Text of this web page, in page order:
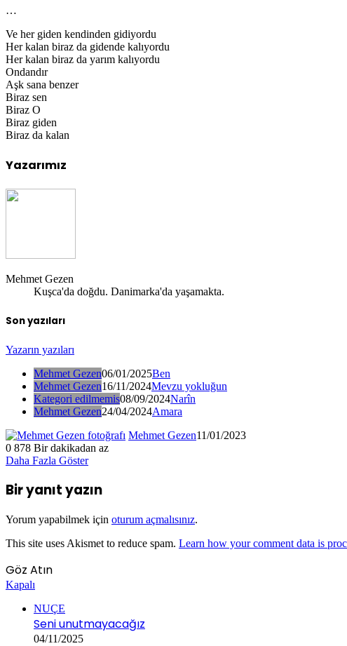
…
Ve her giden kendinden gidiyordu
Her kalan biraz da gidende kalıyordu
Her kalan biraz da yarım kalıyordu
Ondandır
Aşk sana benzer
Biraz sen
Biraz O
Biraz giden
Biraz da kalan
Yazarımız
Mehmet Gezen
Kuşca'da doğdu. Danimarka'da yaşamakta.
Son yazıları
Yazarın yazıları
Mehmet Gezen06/01/2025Ben
Mehmet Gezen16/11/2024Mevzu yokluğun
Kategori edilmemis08/09/2024Narîn
Mehmet Gezen24/04/2024Amara
Mehmet Gezen11/01/2023
0 878 Bir dakikadan az
Daha Fazla Göster
Bir yanıt yazın
Yorum yapabilmek için oturum açmalısınız.
This site uses Akismet to reduce spam. Learn how your comment data is
Göz Atın
Kapalı
NUÇE
Seni unutmayacağız
04/11/2025